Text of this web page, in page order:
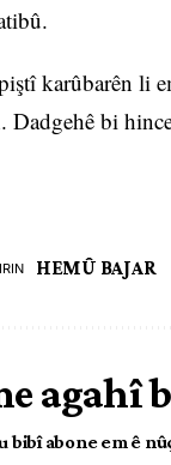
karûbarên li
Dadgehê bi
HEMÛ BAJAR
agahî
bibî abone em ê